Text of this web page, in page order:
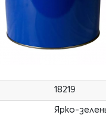
18219
Ярко-